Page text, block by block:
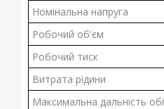
Номінальна напруга
Робочий об'єм
Робочий тиск
Витрата рідини
Максимальна дальність